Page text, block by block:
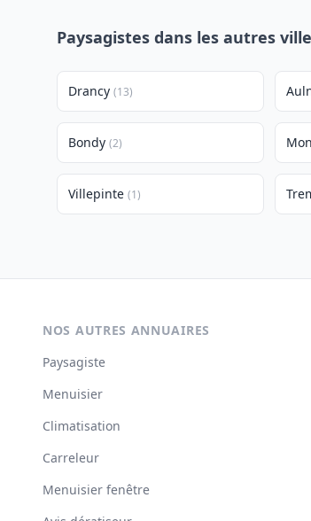
Paysagistes dans les autres
Drancy (13)
Bondy (2)
Villepinte (1)
NOS AUTRES ANNUAIRES
Paysagiste
Menuisier
Climatisation
Carreleur
Menuisier fenêtre